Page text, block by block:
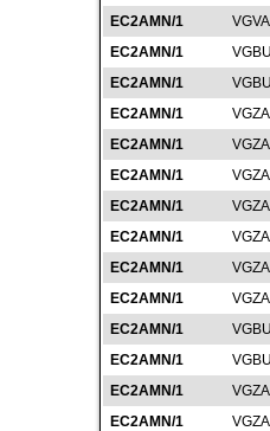
EC2AMN/1
EC2AMN/1
EC2AMN/1
EC2AMN/1
EC2AMN/1
EC2AMN/1
EC2AMN/1
EC2AMN/1
EC2AMN/1
EC2AMN/1
EC2AMN/1
EC2AMN/1
EC2AMN/1
EC2AMN/1